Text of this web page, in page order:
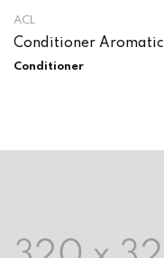
ACL
Conditioner Aromatic
Conditioner